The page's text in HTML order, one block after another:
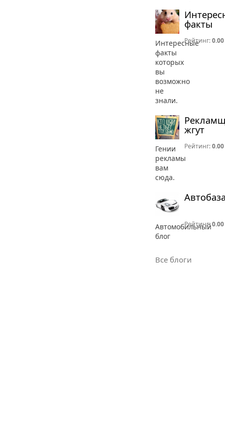
факты
Интересные
факты
которых
вы
возможно
не
знали.
Рейтинг:0.00
жгут
Гении
рекламы
вам
сюда.
Рейтинг:0.00
Автомобильный
блог
Рейтинг:0.00
Все блоги